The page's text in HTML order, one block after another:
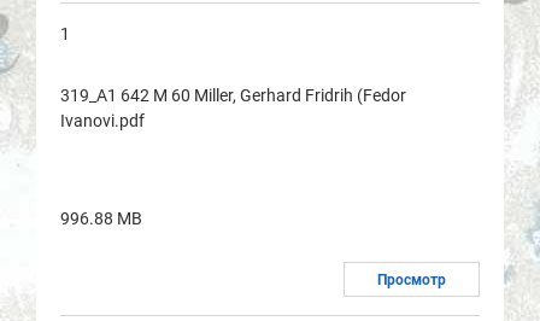
1
319_A1 642 M 60 Miller, Gerhard Fridrih (Fedor
Ivanovi.pdf
996.88 MB
Просмотр